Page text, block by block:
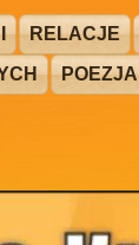
RELACJE
POEZJA